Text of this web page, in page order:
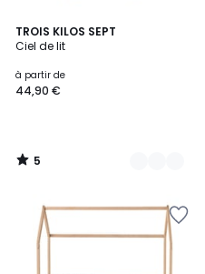
TROIS KILOS SEPT
Ciel de lit
à partir de
44,90 €
5
/
4
Couleurs
5
/